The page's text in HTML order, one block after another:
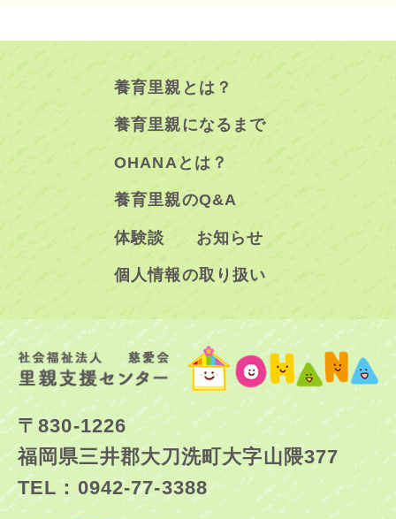
養育里親とは？
養育里親になるまで
OHANAとは？
養育里親のQ&A
体験談 お知らせ
個人情報の取り扱い
〒830-1226
福岡県三井郡大刀洗町大字山隈377
TEL：0942-77-3388